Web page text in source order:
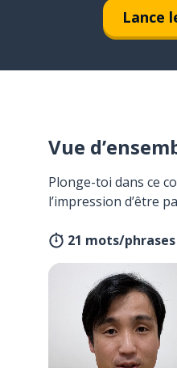
Lance
Vue
Plonge-toi dans ce
l’impression d’être
21 mots/